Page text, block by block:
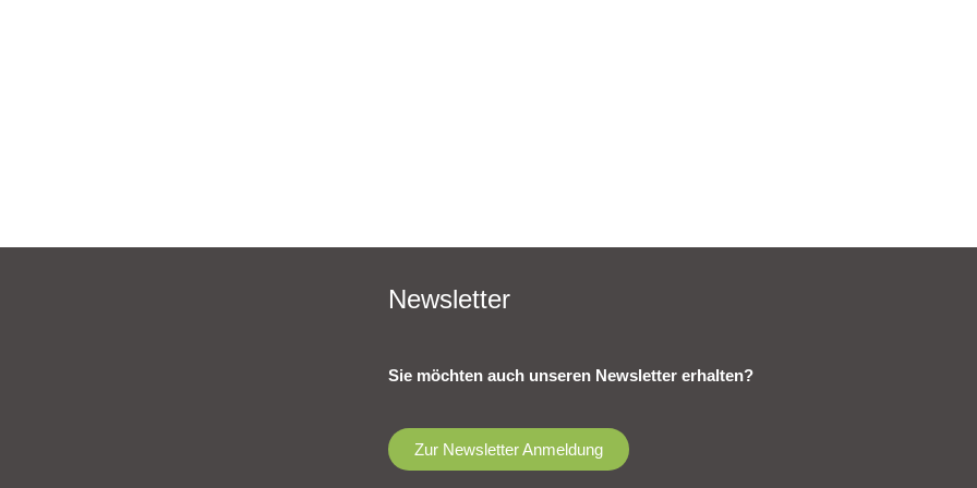
Newsletter
Sie möchten auch unseren Newsletter erhalten?
Zur Newsletter Anmeldung